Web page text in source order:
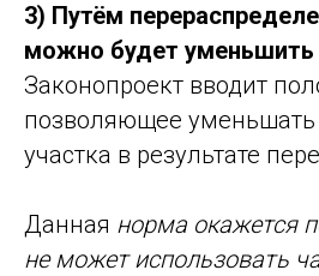
3) Путём
можно будет уменьшить
Законопроект вводит
позволяющее
участка в результате
Данная норма окажется
не может использовать